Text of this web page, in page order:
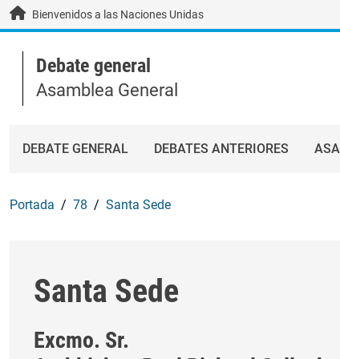
Skip to main content / navigation
Bienvenidos a las Naciones Unidas
Debate general
Asamblea General
DEBATE GENERAL DEBATES ANTERIORES
Portada 78 Santa Sede
Santa Sede
Excmo. Sr.